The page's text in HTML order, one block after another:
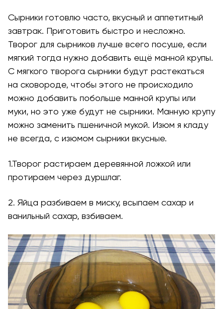
Сырники готовлю часто, вкусный и аппетитный
завтрак. Приготовить быстро и несложно.
Творог для сырников лучше всего посуше, если
мягкий тогда нужно добавить ещё манной крупы.
С мягкого творога сырники будут растекаться
на сковороде, чтобы этого не происходило
можно добавить побольше манной крупы или
муки, но это уже будут не сырники. Манную крупу
можно заменить пшеничной мукой. Изюм я кладу
не всегда, с изюмом сырники вкусные.
1.Творог растираем деревянной ложкой или
протираем через дуршлаг.
2. Яйца разбиваем в миску, всыпаем сахар и
ванильный сахар, взбиваем.